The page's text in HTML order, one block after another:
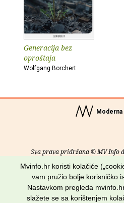
Generacija bez
oproštaja
Wolfgang Borchert
Sva prava pridržana © MV Info
Uvjeti
Potraži
Mvinfo.hr koristi kolačiće
vam pružio bolje korisničko
Nastavkom pregleda
slažete se sa korištenjem